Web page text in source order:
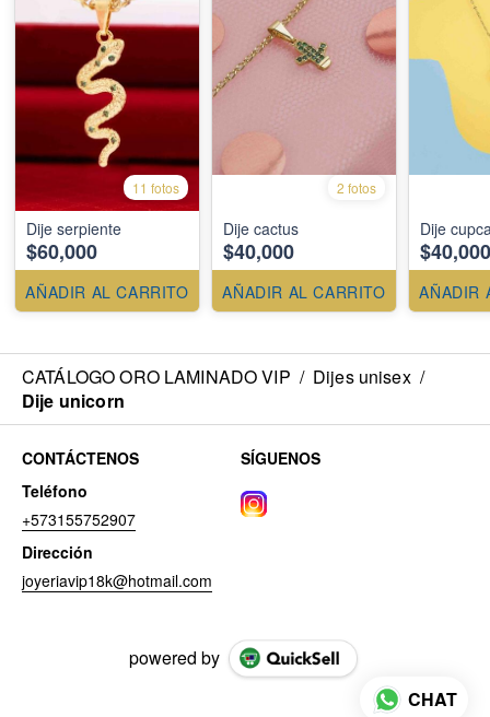
11 fotos
Dije serpiente
$60,000
AÑADIR AL CARRITO
2 fotos
Dije cactus
$40,000
AÑADIR AL CARRITO
Dije
$40,000
AÑADIR
CATÁLOGO ORO LAMINADO VIP / Dijes unisex /
Dije unicorn
CONTÁCTENOS
Teléfono
+573155752907
Dirección
joyeriavip18k@hotmail.com
SÍGUENOS
powered by
CHAT